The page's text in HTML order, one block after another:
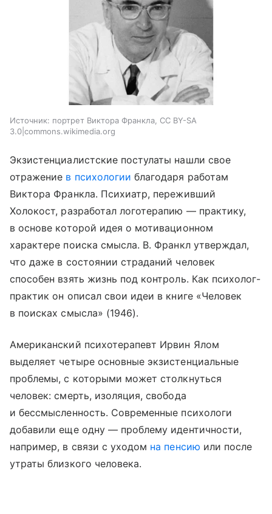
Источник: портрет Виктора Франкла, CC BY-SA
3.0|commons.wikimedia.org
Экзистенциалистские постулаты нашли свое
отражение в психологии благодаря работам
Виктора Франкла. Психиатр, переживший
Холокост, разработал логотерапию — практику,
в основе которой идея о мотивационном
характере поиска смысла. В. Франкл утверждал,
что даже в состоянии страданий человек
способен взять жизнь под контроль. Как психолог-
практик он описал свои идеи в книге «Человек
в поисках смысла» (1946).
Американский психотерапевт Ирвин Ялом
выделяет четыре основные экзистенциальные
проблемы, с которыми может столкнуться
человек: смерть, изоляция, свобода
и бессмысленность. Современные психологи
добавили еще одну — проблему идентичности,
например, в связи с уходом на пенсию или после
утраты близкого человека.